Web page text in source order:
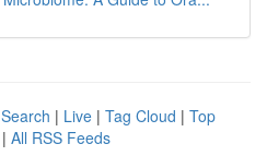
| Live | Tag Cloud | Top
| All RSS Feeds